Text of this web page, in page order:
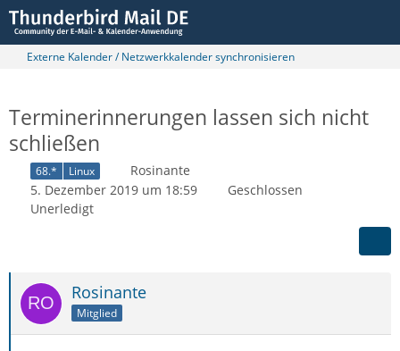
Externe Kalender / Netzwerkkalender synchronisieren
Terminerinnerungen lassen sich nicht
schließen
68.* Linux
Rosinante
5. Dezember 2019 um 18:59
Geschlossen
Unerledigt
Rosinante
Mitglied